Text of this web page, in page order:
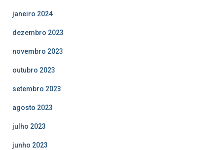
janeiro 2024
dezembro 2023
novembro 2023
outubro 2023
setembro 2023
agosto 2023
julho 2023
junho 2023